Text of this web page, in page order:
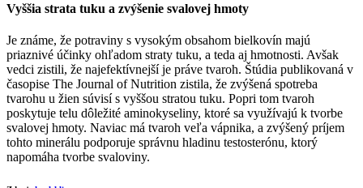
Vyššia strata tuku a zvýšenie svalovej hmoty
Je známe, že potraviny s vysokým obsahom bielkovín majú
priaznivé účinky ohľadom straty tuku, a teda aj hmotnosti. Avšak
vedci zistili, že najefektívnejší je práve tvaroh. Štúdia publikovaná v
časopise The Journal of Nutrition zistila, že zvýšená spotreba
tvarohu u žien súvisí s vyššou stratou tuku. Popri tom tvaroh
poskytuje telu dôležité aminokyseliny, ktoré sa využívajú k tvorbe
svalovej hmoty. Naviac má tvaroh veľa vápnika, a zvýšený príjem
tohto minerálu podporuje správnu hladinu testosterónu, ktorý
napomáha tvorbe svaloviny.